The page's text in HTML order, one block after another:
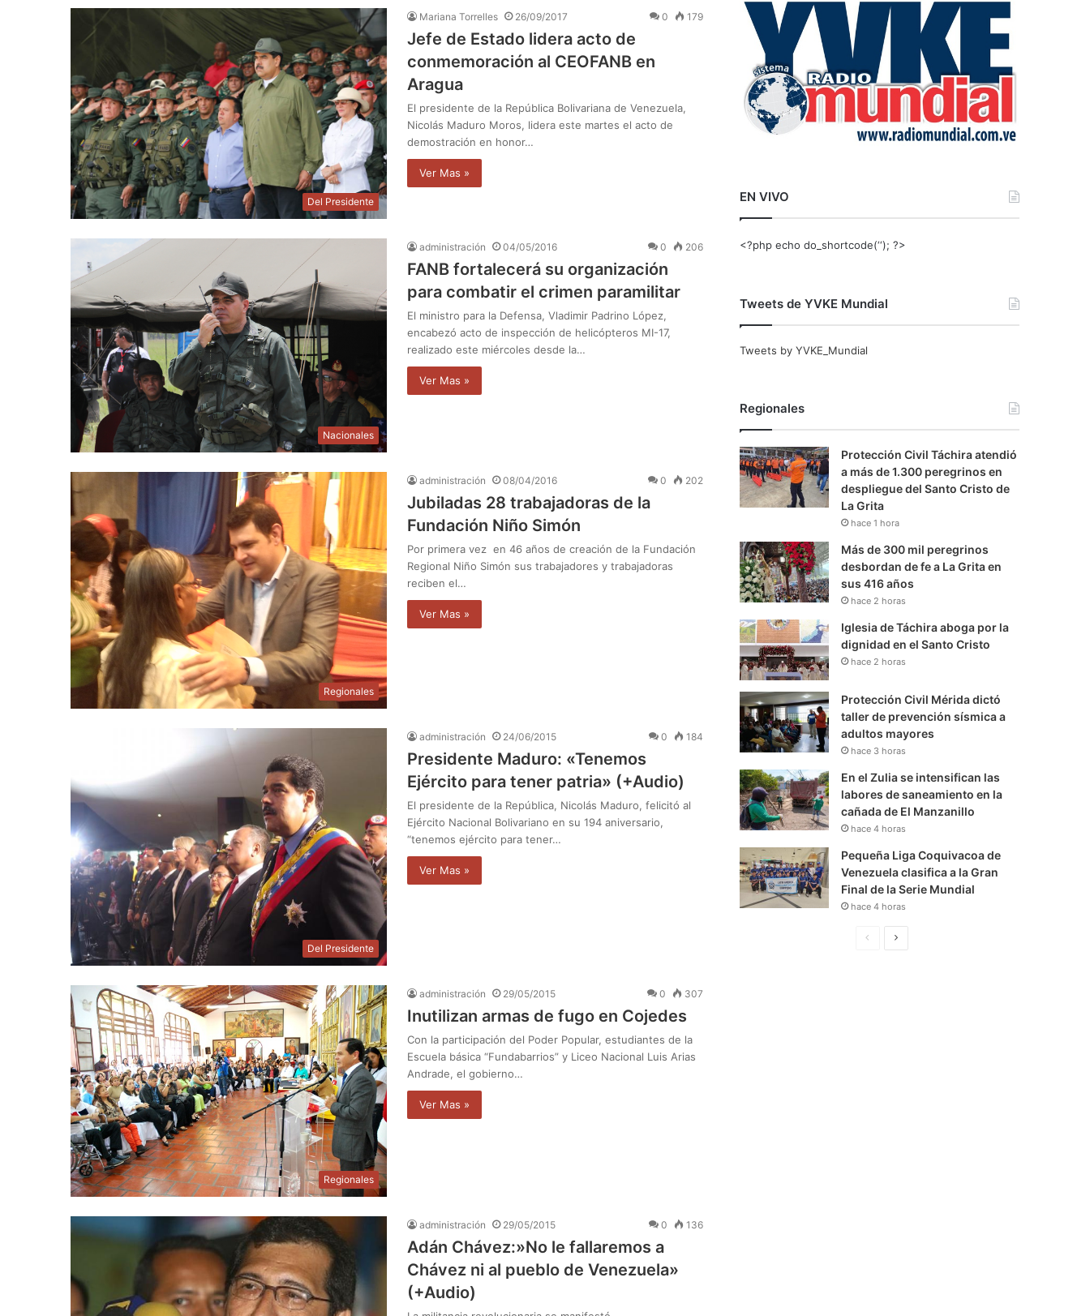
Del Presidente
Mariana Torrelles 26/09/2017 0 179
Jefe de Estado lidera acto de
conmemoración al CEOFANB en
Aragua
El presidente de la República Bolivariana de Venezuela,
Nicolás Maduro Moros, lidera este martes el acto de
demostración en honor…
Ver Mas »
Nacionales
administración 04/05/2016 0 206
FANB fortalecerá su organización
para combatir el crimen paramilitar
El ministro para la Defensa, Vladimir Padrino López,
encabezó acto de inspección de helicópteros MI-17,
realizado este miércoles desde la…
Ver Mas »
Regionales
administración 08/04/2016 0 202
Jubiladas 28 trabajadoras de la
Fundación Niño Simón
Por primera vez en 46 años de creación de la Fundación
Regional Niño Simón sus trabajadores y trabajadoras
reciben el…
Ver Mas »
Del Presidente
administración 24/06/2015 0 184
Presidente Maduro: «Tenemos
Ejército para tener patria» (+Audio)
El presidente de la República, Nicolás Maduro, felicitó al
Ejército Nacional Bolivariano en su 194 aniversario,
“tenemos ejército para tener…
Ver Mas »
Regionales
administración 29/05/2015 0 307
Inutilizan armas de fugo en Cojedes
Con la participación del Poder Popular, estudiantes de la
Escuela básica “Fundabarrios” y Liceo Nacional Luis Arias
Andrade, el gobierno…
Ver Mas »
administración 29/05/2015 0 136
Adán Chávez:»No le fallaremos a
Chávez ni al pueblo de Venezuela»
(+Audio)
r
EN VIVO
<?php echo do_shortcode(‘‘); ?>
Tweets de YVKE Mundial
Tweets by YVKE_Mundial
Regionales
Protección Civil Táchira atendió
a más de 1.300 peregrinos en
despliegue del Santo Cristo de
La Grita
hace 1 hora
Más de 300 mil peregrinos
desbordan de fe a La Grita en
sus 416 años
hace 2 horas
Iglesia de Táchira aboga por la
dignidad en el Santo Cristo
hace 2 horas
Protección Civil Mérida dictó
taller de prevención sísmica a
adultos mayores
hace 3 horas
En el Zulia se intensifican las
labores de saneamiento en la
cañada de El Manzanillo
hace 4 horas
Pequeña Liga Coquivacoa de
Venezuela clasifica a la Gran
Final de la Serie Mundial
hace 4 horas
S